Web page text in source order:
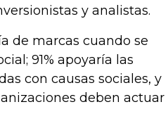
y analistas.
de marcas cuando se
91% apoyaría las
con causas sociales, y
deben actuar